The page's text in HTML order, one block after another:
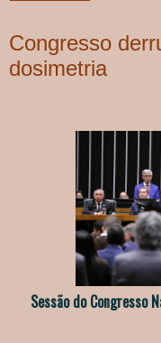
Congresso
dosimetria
Sessão do Congresso